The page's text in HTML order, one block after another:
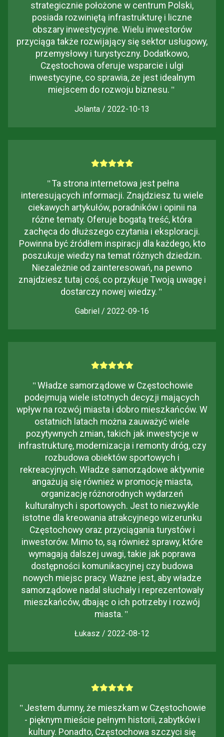
strategicznie położone w centrum Polski,
posiada rozwiniętą infrastrukturę i liczne
obszary inwestycyjne. Wielu inwestorów
przyciąga także rozwijający się sektor usługowy,
przemysłowy i turystyczny. Dodatkowo,
Częstochowa oferuje wsparcie i ulgi
inwestycyjne, co sprawia, że jest idealnym
miejscem do rozwoju biznesu. "
Jolanta / 2022-10-13
"Ta strona internetowa jest pełna
interesujących informacji. Znajdziesz tu wiele
ciekawych artykułów, poradników i opinii na
różne tematy. Oferuje bogatą treść, która
zachęca do dłuższego czytania i eksploracji.
Powinna być źródłem inspiracji dla każdego, kto
poszukuje wiedzy na temat różnych dziedzin.
Niezależnie od zainteresowań, na pewno
znajdziesz tutaj coś, co przykuje Twoją uwagę i
dostarczy nowej wiedzy. "
Gabriel / 2022-09-16
"Władze samorządowe w Częstochowie
podejmują wiele istotnych decyzji mających
wpływ na rozwój miasta i dobro mieszkańców. W
ostatnich latach można zauważyć wiele
pozytywnych zmian, takich jak inwestycje w
infrastrukturę, modernizacja i remonty dróg, czy
rozbudowa obiektów sportowych i
rekreacyjnych. Władze samorządowe aktywnie
angażują się również w promocję miasta,
organizację różnorodnych wydarzeń
kulturalnych i sportowych. Jest to niezwykle
istotne dla kreowania atrakcyjnego wizerunku
Częstochowy oraz przyciągania turystów i
inwestorów. Mimo to, są również sprawy, które
wymagają dalszej uwagi, takie jak poprawa
dostępności komunikacyjnej czy budowa
nowych miejsc pracy. Ważne jest, aby władze
samorządowe nadal słuchały i reprezentowały
mieszkańców, dbając o ich potrzeby i rozwój
miasta. "
Łukasz / 2022-08-12
" Jestem dumny, że mieszkam w Częstochowie
- pięknym mieście pełnym historii, zabytków i
kultury. Ponadto, Częstochowa szczyci się